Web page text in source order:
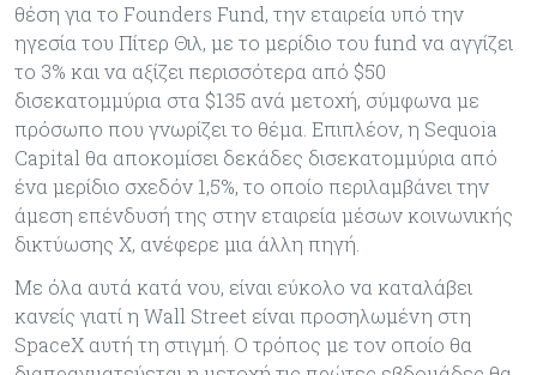
θέση για το Founders Fund, την εταιρεία υπό την
ηγεσία του Πίτερ Θιλ, με το μερίδιο του fund να αγγίζει
το 3% και να αξίζει περισσότερα από $50
δισεκατομμύρια στα $135 ανά μετοχή, σύμφωνα με
πρόσωπο που γνωρίζει το θέμα. Επιπλέον, η Sequoia
Capital θα αποκομίσει δεκάδες δισεκατομμύρια από
ένα μερίδιο σχεδόν 1,5%, το οποίο περιλαμβάνει την
άμεση επένδυσή της στην εταιρεία μέσων κοινωνικής
δικτύωσης X, ανέφερε μια άλλη πηγή.
Με όλα αυτά κατά νου, είναι εύκολο να καταλάβει
κανείς γιατί η Wall Street είναι προσηλωμένη στη
SpaceX αυτή τη στιγμή. Ο τρόπος με τον οποίο θα